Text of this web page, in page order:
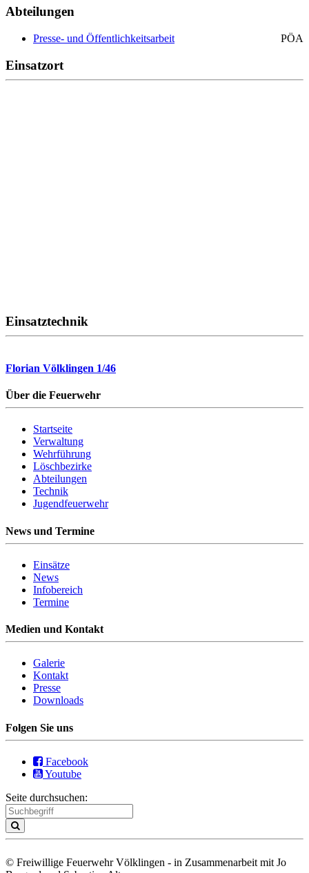
Abteilungen
Presse- und Öffentlichkeitsarbeit PÖA
Einsatzort
Einsatztechnik
Florian Völklingen 1/46
Über die Feuerwehr
Startseite
Verwaltung
Wehrführung
Löschbezirke
Abteilungen
Technik
Jugendfeuerwehr
News und Termine
Einsätze
News
Infobereich
Termine
Medien und Kontakt
Galerie
Kontakt
Presse
Downloads
Folgen Sie uns
Facebook
Youtube
Seite durchsuchen:
© Freiwillige Feuerwehr Völklingen - in Zusammenarbeit mit Jo